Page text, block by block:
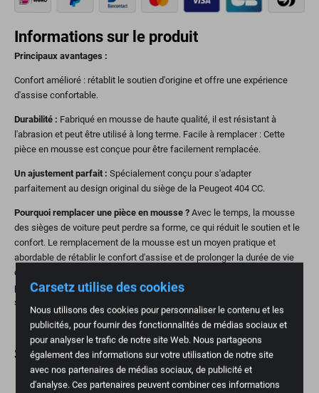
Carsetz utilise des cookies
Nous utilisons des cookies pour personnaliser le contenu et les
publicités, pour fournir des fonctionnalités de médias sociaux et
pour analyser le trafic de notre site Web. Nous partageons
également des informations sur votre utilisation de notre site
avec nos partenaires de médias sociaux, de publicité et
d'analyse. Ces partenaires peuvent combiner ces informations
Informations sur le produit
Principaux avantages :
Confort amélioré : rétablit le soutien d'origine et offre une expérience
d'assise confortable.
Durabilité : Fabriqué en mousse de haute qualité, il est résistant à
l'abrasion et peut être utilisé à long terme. Facile à remplacer : Cette
pièce en mousse est conçue pour être facilement remplacée.
Un ajustement parfait : Spécialement conçu pour s'adapter
parfaitement au design original du siège de la Peugeot 404 CC.
Pourquoi remplacer une pièce en mousse ? Avec le temps, la mousse
des sièges de voiture peut perdre sa forme, ce qui réduit le soutien et le
confort. Le remplacement de la mousse est un moyen pratique et
abordable de rétablir le confort d'assise et de prolonger la durée de vie
de votre siège. C'est particulièrement important pour les personnes qui
parcourent beaucoup de kilomètres et pour celles qui apprécient les
sièges ergonomiques.
Spécifications
Poids 1 kg